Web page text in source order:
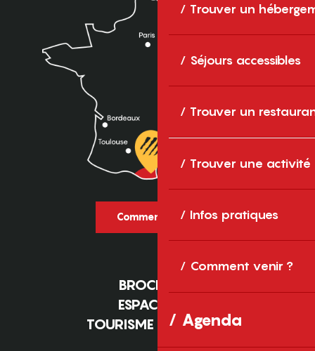
Trouver un
Séjours accessibles
Trouver un
Trouver une activité
Infos pratiques
Comment venir ?
Agenda
Comment venir ?
BROCHURES
ESPACE PRO
TOURISME D'AFFAIRES